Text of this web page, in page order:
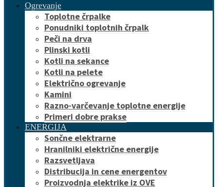
Ogrevanje
Toplotne črpalke
Ponudniki toplotnih črpalk
Peči na drva
Plinski kotli
Kotli na sekance
Kotli na pelete
Električno ogrevanje
Kamini
Razno-varčevanje toplotne energije
Primeri dobre prakse
ENERGIJA
Sončne elektrarne
Hranilniki električne energije
Razsvetljava
Distribucija in cene energentov
Proizvodnja elektrike iz OVE